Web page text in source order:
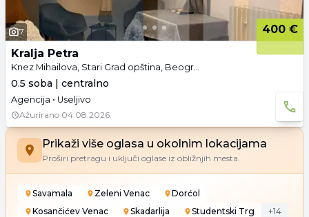
7
400 €
Kralja Petra
Knez Mihailova, Stari Grad opština, Beograd
0.5 soba | centralno
Agencija • Useljivo
Ažurirano 04.08.2026.
Prikaži više oglasa u okolnim lokacijama
Proširi pretragu i uključi oglase iz obližnjih mesta.
Savamala Zeleni Venac
Dorćol
Kosančićev Venac
Skadarlija Studentski Trg +14